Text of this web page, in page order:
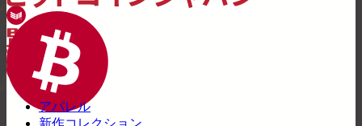
アパレル
新作コレクション